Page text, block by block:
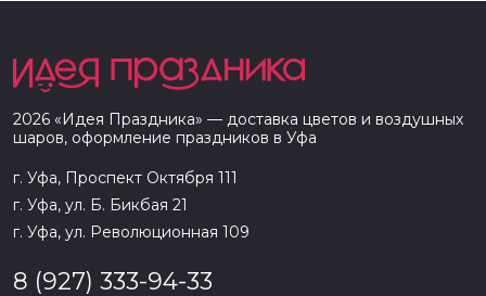
2026 «Идея Праздника» — доставка цветов и воздушных
шаров, оформление праздников в Уфа
г. Уфа, Проспект Октября 111
г. Уфа, ул. Б. Бикбая 21
г. Уфа, ул. Революционная 109
8 (927) 333-94-33